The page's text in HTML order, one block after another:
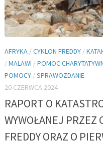
AFRYKA /CYKLON FREDDY /
/MALAWI /POMOC
POMOCY /SPRAWOZDANIE
20 CZERWCA 2024
RAPORT O
WYWOŁANEJ PRZEZ
FREDDY ORAZ O